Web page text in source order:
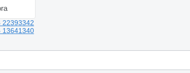
22393342
13641340